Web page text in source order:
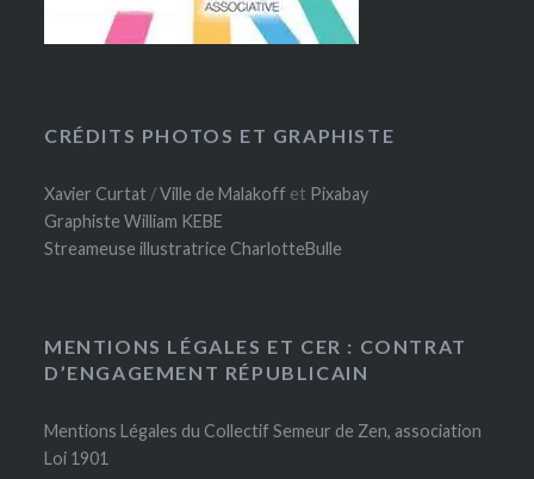
CRÉDITS PHOTOS ET GRAPHISTE
Xavier Curtat /Ville de Malakoff et Pixabay
Graphiste William KEBE
Streameuse illustratrice CharlotteBulle
MENTIONS LÉGALES ET CER : CONTRAT
D’ENGAGEMENT RÉPUBLICAIN
Mentions Légales du Collectif Semeur de Zen, association
Loi 1901